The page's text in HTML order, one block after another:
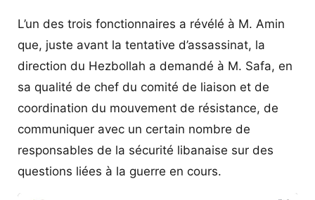
L’un des trois fonctionnaires a révélé à M. Amin
que, juste avant la tentative d’assassinat, la
direction du Hezbollah a demandé à M. Safa, en
sa qualité de chef du comité de liaison et de
coordination du mouvement de résistance, de
communiquer avec un certain nombre de
responsables de la sécurité libanaise sur des
questions liées à la guerre en cours.